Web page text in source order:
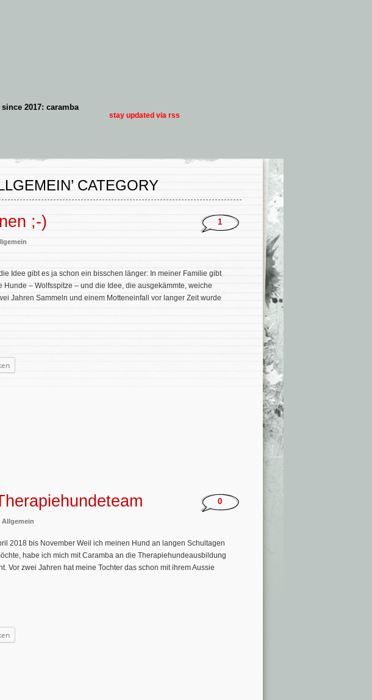
2017: caramba
stay updated via rss
CATEGORY
;-) 1
Idee gibt es ja schon ein bisschen länger: In meiner Familie gibt
– Wolfsspitze – und die Idee, die ausgekämmte, weiche
Jahren Sammeln und einem Motteneinfall vor langer Zeit wurde
Allgemein
0
2018 bis November Weil ich meinen Hund an langen Schultagen
habe ich mich mit Caramba an die Therapiehundeausbildung
Vor zwei Jahren hat meine Tochter das schon mit ihrem Aussie